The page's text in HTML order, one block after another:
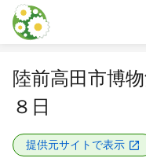
本文に飛ぶ
陸前高田市博
８日
提供元サイトで表示